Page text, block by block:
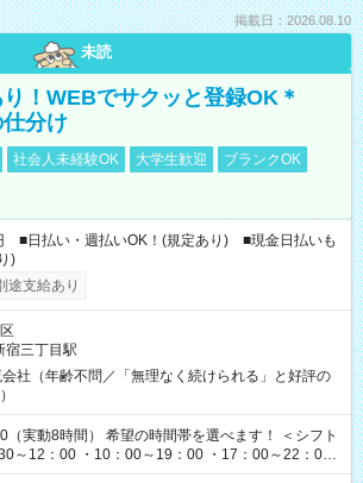
掲載日：2026.08.10
未読
！WEBでサクッと登録OK＊
分け
社会人未経験OK 大学生歓迎
ブランクOK
■日払い・週払いOK！(規定あり) ■現金日払いも
)
途支給あり
宿三丁目駅
社（年齢不問／「無理なく続けられる」と好評の
望の時間帯を選べます！ ＜シフト
～12：00 ・10：00～19：00 ・17：00～22：00
22：00 ・22：00～翌6：00 など